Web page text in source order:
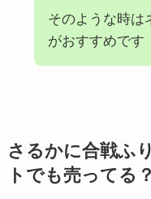
そのような時は
がおすすめです
さるかに合戦ふ
トでも売ってる？